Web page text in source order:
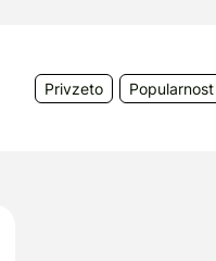
Sigmapharm
Privzeto Popularnost